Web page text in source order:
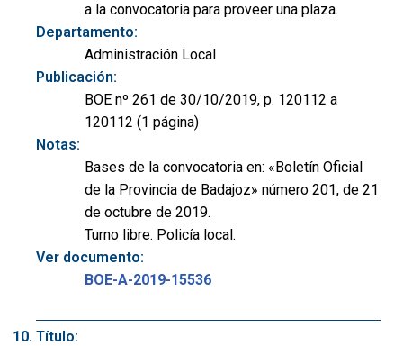
a la convocatoria para proveer una plaza.
Departamento:
Administración Local
Publicación:
BOE nº 261 de 30/10/2019, p. 120112 a
120112 (1 página)
Notas:
Bases de la convocatoria en: «Boletín Oficial
de la Provincia de Badajoz» número 201, de 21
de octubre de 2019.
Turno libre. Policía local.
Ver documento:
BOE-A-2019-15536
Título: